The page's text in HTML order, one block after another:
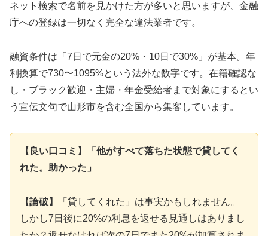
ネット検索で名前を見かけた方が多いと思いますが、金融
庁への登録は一切なく完全な違法業者です。
融資条件は「7日で元金の20%・10日で30%」が基本。年
利換算で730〜1095%という法外な数字です。在籍確認な
し・ブラック歓迎・主婦・年金受給者まで対象にするとい
う宣伝文句で山形市を含む全国から集客しています。
【良い口コミ】「他がすべて落ちた状態で貸してく
れた。助かった」
【論破】
「貸してくれた」は事実かもしれません。
しかし7日後に20%の利息を返せる見通しはありまし